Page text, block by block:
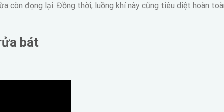
còn đọng lại. Đồng thời, luồng khí này cũng tiêu diệt hoàn